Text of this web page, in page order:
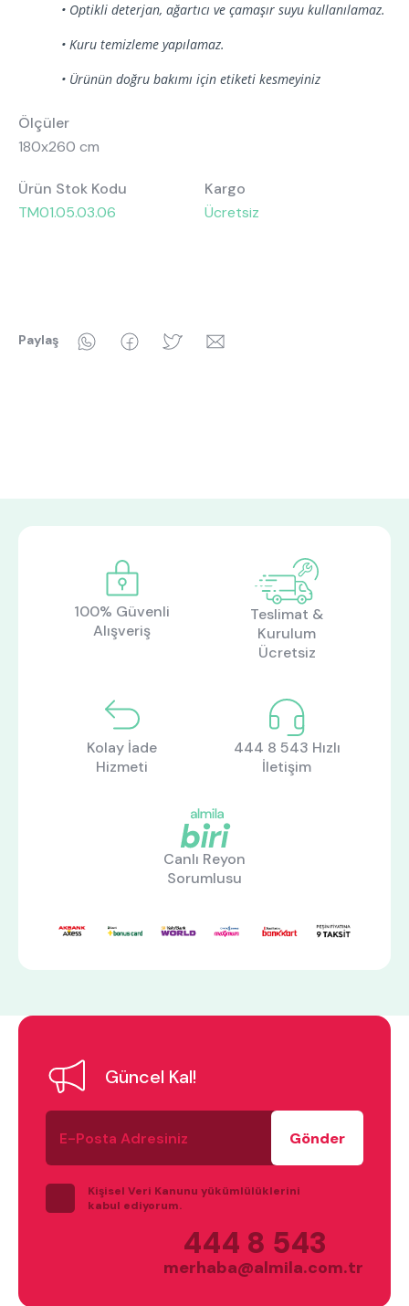
çocuk odası
oyuncu sandalyesi
• Optikli deterjan, ağartıcı ve çamaşır suyu kullanılamaz.
• Kuru temizleme yapılamaz.
• Ürünün doğru bakımı için etiketi kesmeyiniz
Ölçüler
180x260 cm
Ürün Stok Kodu
TM01.05.03.06
Kargo
Ücretsiz
Paylaş WhatsAppFacebookTwitter
100% Güvenli
Alışveriş
Teslimat &
Kurulum
Ücretsiz
Kolay İade
Hizmeti
444 8 543 Hızlı
İletişim
Canlı Reyon
Sorumlusu
Güncel Kal!
E-
Posta
Adresiniz
Kişisel Veri Kanunu yükümlülüklerini
kabul ediyorum.
444 8 543
merhaba@almila.com.tr